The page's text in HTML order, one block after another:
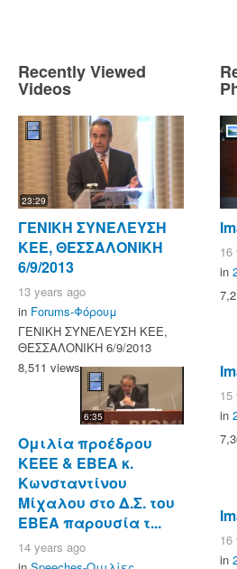
Recently Viewed
Videos
23:29
ΓΕΝΙΚΗ ΣΥΝΕΛΕΥΣΗ
ΚΕΕ, ΘΕΣΣΑΛΟΝΙΚΗ
6/9/2013
13 years ago
in Forums-Φόρουμ
ΓΕΝΙΚΗ ΣΥΝΕΛΕΥΣΗ ΚΕΕ,
ΘΕΣΣΑΛΟΝΙΚΗ 6/9/2013
8,511 views
6:35
Ομιλία προέδρου
ΚΕΕΕ & EBEA κ.
Κωνσταντίνου
Μίχαλου στο Δ.Σ. του
ΕΒΕΑ παρουσία τ...
14 years ago
16
in
15
in
16
in